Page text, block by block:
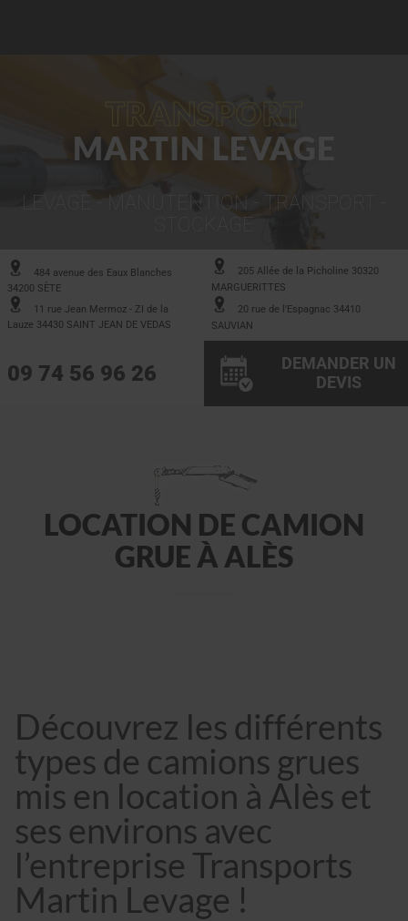
TRANSPORT
MARTIN LEVAGE
LEVAGE - MANUTENTION - TRANSPORT -
STOCKAGE
DEMANDER UN
DEVIS
484 avenue des Eaux Blanches
34200 SÈTE
11 rue Jean Mermoz - ZI de la
Lauze 34430 SAINT JEAN DE VEDAS
205 Allée de la Picholine 30320
MARGUERITTES
20 rue de l'Espagnac 34410
SAUVIAN
09 74 56 96 26
LOCATION DE CAMION
GRUE À ALÈS
Découvrez les différents
types de camions grues
mis en location à Alès et
ses environs avec
l’entreprise Transports
Martin Levage !